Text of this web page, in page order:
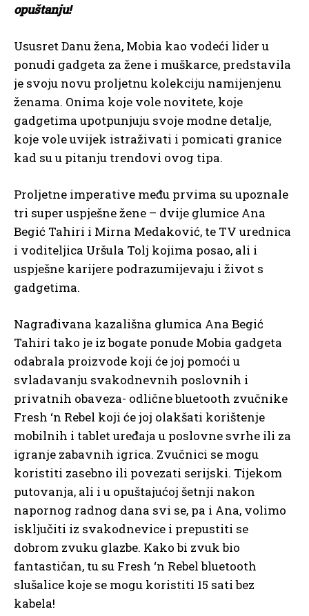
opuštanju!
Ususret Danu žena, Mobia kao vodeći lider u
ponudi gadgeta za žene i muškarce, predstavila
je svoju novu proljetnu kolekciju namijenjenu
ženama. Onima koje vole novitete, koje
gadgetima upotpunjuju svoje modne detalje,
koje vole uvijek istraživati i pomicati granice
kad su u pitanju trendovi ovog tipa.
Proljetne imperative među prvima su upoznale
tri super uspješne žene – dvije glumice Ana
Begić Tahiri i Mirna Medaković, te TV urednica
i voditeljica Uršula Tolj kojima posao, ali i
uspješne karijere podrazumijevaju i život s
gadgetima.
Nagrađivana kazališna glumica Ana Begić
Tahiri tako je iz bogate ponude Mobia gadgeta
odabrala proizvode koji će joj pomoći u
svladavanju svakodnevnih poslovnih i
privatnih obaveza- odlične bluetooth zvučnike
Fresh ‘n Rebel koji će joj olakšati korištenje
mobilnih i tablet uređaja u poslovne svrhe ili za
igranje zabavnih igrica. Zvučnici se mogu
koristiti zasebno ili povezati serijski. Tijekom
putovanja, ali i u opuštajućoj šetnji nakon
napornog radnog dana svi se, pa i Ana, volimo
isključiti iz svakodnevice i prepustiti se
dobrom zvuku glazbe. Kako bi zvuk bio
fantastičan, tu su Fresh ‘n Rebel bluetooth
slušalice koje se mogu koristiti 15 sati bez
kabela!